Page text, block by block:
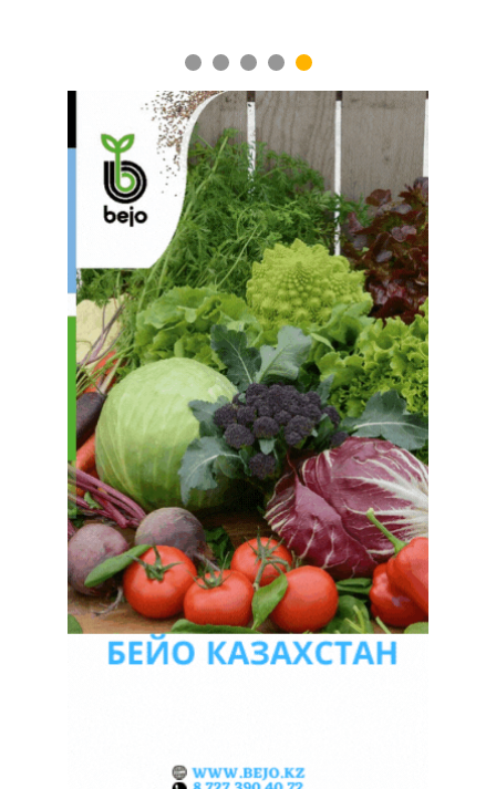
1 2 3 4 5